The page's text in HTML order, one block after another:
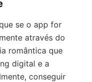
se o app for
através do
romântica que
digital e a
conseguir